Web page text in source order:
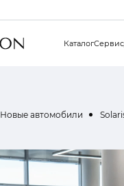
КаталогСервис
Новые автомобили